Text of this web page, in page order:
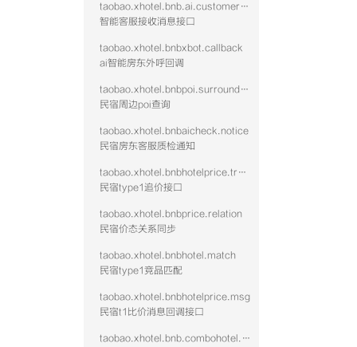
taobao.xhotel.bnb.ai.customer.message
智能客服接收消息接口
taobao.xhotel.bnbxbot.callback
ai智能房东外呼回调
taobao.xhotel.bnbpoi.surrounding
民宿周边poi查询
taobao.xhotel.bnbaicheck.notice
民宿房东客服质检通知
taobao.xhotel.bnbhotelprice.track
民宿type1追价接口
taobao.xhotel.bnbprice.relation
民宿价态关系同步
taobao.xhotel.bnbhotel.match
民宿type1竞品匹配
taobao.xhotel.bnbhotelprice.msg
民宿t1比价消息回调接口
taobao.xhotel.bnb.combohotel.callback